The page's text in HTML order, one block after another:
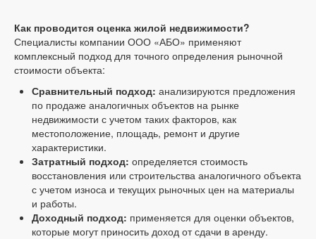
Как проводится оценка жилой недвижимости?
Специалисты компании ООО «АБО» применяют
комплексный подход для точного определения рыночной
стоимости объекта:
Сравнительный подход: анализируются предложения
по продаже аналогичных объектов на рынке
недвижимости с учетом таких факторов, как
местоположение, площадь, ремонт и другие
характеристики.
Затратный подход: определяется стоимость
восстановления или строительства аналогичного объекта
с учетом износа и текущих рыночных цен на материалы
и работы.
Доходный подход: применяется для оценки объектов,
которые могут приносить доход от сдачи в аренду.